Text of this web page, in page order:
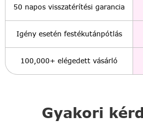
Gyakori
50 napos visszatérítési garancia
Igény esetén festékutánpótlás
100,000+ elégedett vásárló